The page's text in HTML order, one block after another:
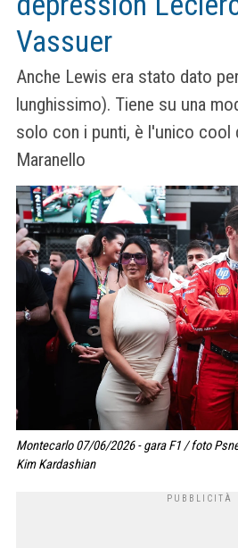
Vassuer
Anche Lewis era stato dato
lunghissimo). Tiene su una
solo con i punti, è l'unico cool
Maranello
Montecarlo 07/06/2026 - gara F1 / foto
Kim Kardashian